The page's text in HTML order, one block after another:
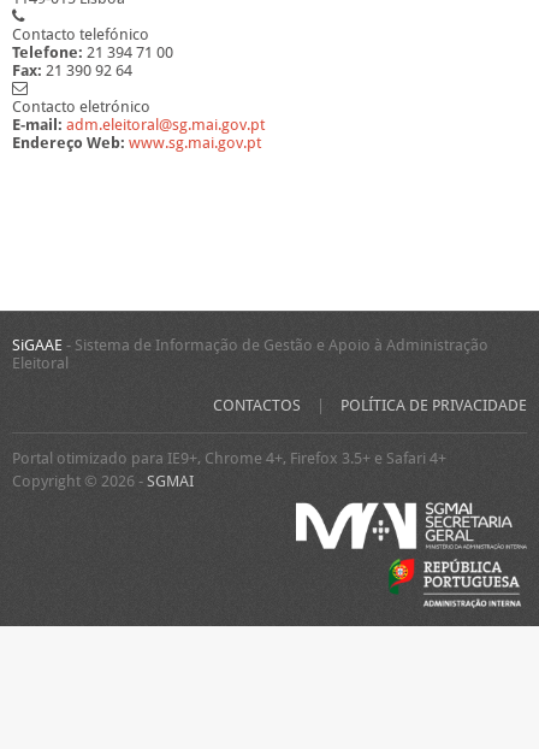
Contacto telefónico
Telefone: 21 394 71 00
Fax: ​21 390 92 64
Contacto eletrónico
E-mail: adm.eleitoral@sg.mai.gov.pt​
Endereço Web: www.sg.mai.gov.pt​
SiGAAE - Sistema de Informação de Gestão e Apoio à Administração
Eleitoral
CONTACTOS POLÍTICA DE PRIVACIDADE
Portal otimizado para IE9+, Chrome 4+, Firefox 3.5+ e Safari 4+
Copyright © 2026 - SGMAI